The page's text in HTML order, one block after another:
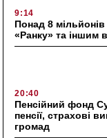
9:14
Понад 8
«Ранку» та іншим
20:40
Пенсійний фонд
пенсії, страхові
громад